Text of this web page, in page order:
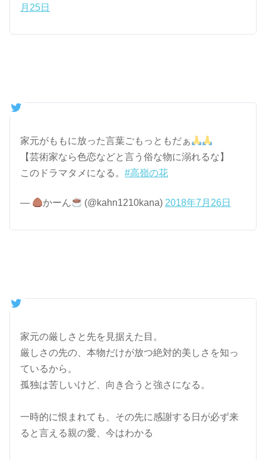
月25日
家元がももに放った言葉ごもっともだぁ
【芸術家なら色恋などと言う俗な物に溺れるな】
このドラマタメになる。#高嶺の花
— かーん (@kahn1210kana) 2018年7月26日
家元の厳しさと先を見据えた目。
厳しさの先の、本物だけが放つ絶対的美しさを知っ
ているから。
孤独は苦しいけど、向き合うと強さになる。
一時的に恨まれても、その先に感謝する日が必ず来
ると言える親の愛、今はわかる